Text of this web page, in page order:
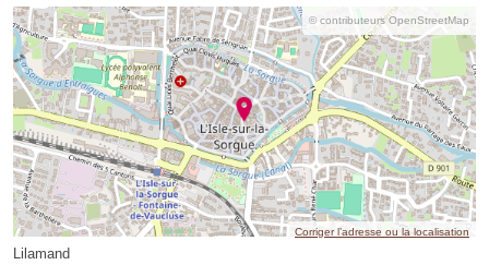
© contributeurs OpenStreetMap
Corriger l’adresse ou la localisation
Lilamand